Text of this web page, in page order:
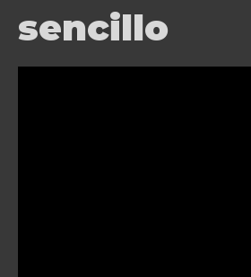
sencillo